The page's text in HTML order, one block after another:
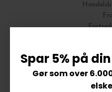
Spar 5% på
Gør som over